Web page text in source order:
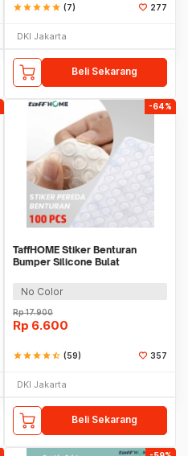
starstarstarstarstar (7) 277
DKI Jakarta
Beli Sekarang
-64%
TaffHOME Stiker Benturan
Bumper Silicone Bulat
No Color
Rp17.900
Rp 6.600
starstarstarstarstar_half (59) 357
DKI Jakarta
Beli Sekarang